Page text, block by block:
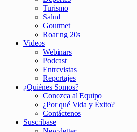
Turismo
Salud
Gourmet
Roaring 20s
Videos
Webinars
Podcast
Entrevistas
Reportajes
¿Quiénes Somos?
Conozca al Equipo
¿Por qué Vida y Éxito?
Contáctenos
Suscríbase